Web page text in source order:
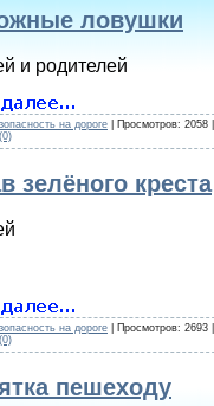
ловушки
и родителей
на дороге | Просмотров:
зелёного креста
на дороге | Просмотров:
пешеходу